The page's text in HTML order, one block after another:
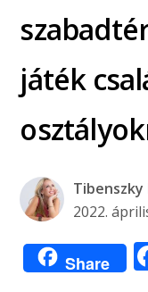
játék
Tibenszky
2022.
Share